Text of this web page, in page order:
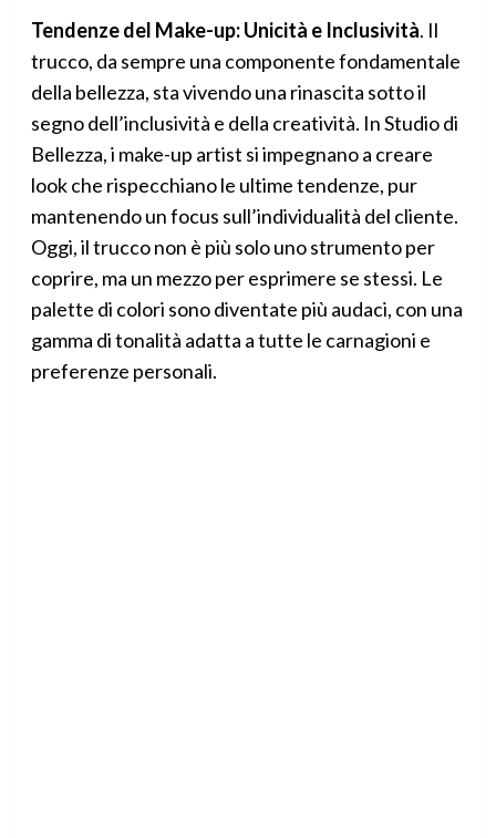
Tendenze del Make-up: Unicità e Inclusività. Il
trucco, da sempre una componente fondamentale
della bellezza, sta vivendo una rinascita sotto il
segno dell’inclusività e della creatività. In Studio di
Bellezza, i make-up artist si impegnano a creare
look che rispecchiano le ultime tendenze, pur
mantenendo un focus sull’individualità del cliente.
Oggi, il trucco non è più solo uno strumento per
coprire, ma un mezzo per esprimere se stessi. Le
palette di colori sono diventate più audaci, con una
gamma di tonalità adatta a tutte le carnagioni e
preferenze personali.